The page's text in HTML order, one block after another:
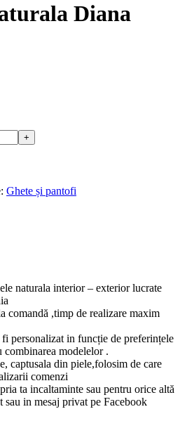
Diana
Ghete și pantofi
naturala interior – exterior lucrate
comandă ,timp de realizare maxim
personalizat in funcție de preferințele
combinarea modelelor .
captusala din piele,folosim de care
comenzi
ta incaltaminte sau pentru orice altă
sau in mesaj privat pe Facebook